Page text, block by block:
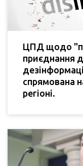
ЦПД щодо
приєднання
спрямована
регіоні.